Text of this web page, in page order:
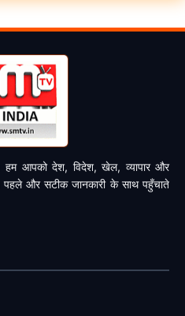
हम आपको देश, विदेश, खेल, व्यापार और
और सटीक जानकारी के साथ पहुँचाते